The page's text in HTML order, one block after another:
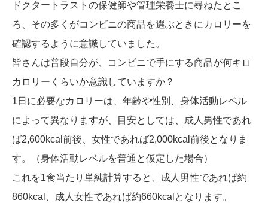
ドクタートラストの保健師や管理栄養士に尋ねたとこ
ろ、その多くがコンビニの商品を選ぶときにカロリーを
確認するように意識していました。
皆さんは普段自分が、コンビニで手にする商品が何キロ
カロリーくらいか意識していますか？
1日に必要なカロリーは、年齢や性別、身体活動レベル
によって異なりますが、目安としては、成人男性であれ
ば2,600kcal前後、女性であれば2,000kcal前後となりま
す。（身体活動レベルを普通と仮定した場合）
これを1食当たり単純計算すると、成人男性であれば約
860kcal、成人女性であれば約660kcalとなります。